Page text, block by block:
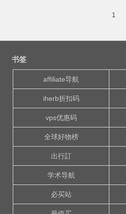
1
书签
affiliate导航
iherb折扣码
vps优惠码
全球好物榜
出行訂
学术导航
必买站